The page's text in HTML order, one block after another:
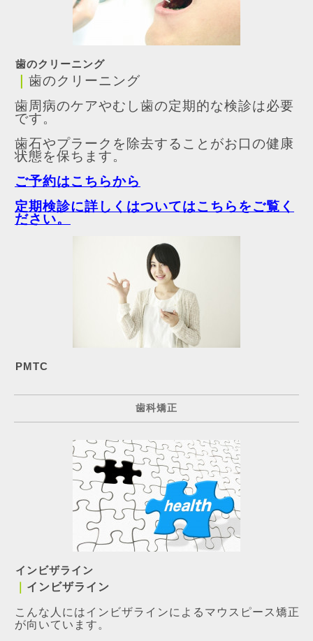
歯のクリーニング
歯のクリーニング
歯周病のケアやむし歯の定期的な検診は必要
です。
歯石やプラークを除去することがお口の健康
状態を保ちます。
ご予約はこちらから
定期検診に詳しくはついてはこちらをご覧く
ださい。
PMTC
歯科矯正
インビザライン
インビザライン
こんな人にはインビザラインによるマウスピース矯正
が向いています。